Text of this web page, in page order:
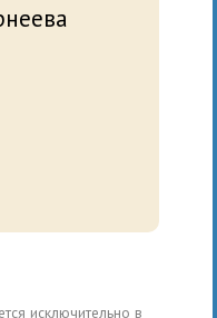
исключительно в